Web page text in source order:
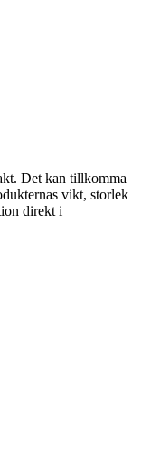
Det kan tillkomma
vikt, storlek
direkt i